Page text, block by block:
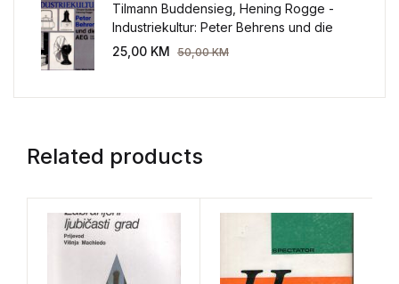
Tilmann Buddensieg, Hening Rogge -
Industriekultur: Peter Behrens und die
AEG 1907-1914.
25,00 KM 50,00KM
Related products